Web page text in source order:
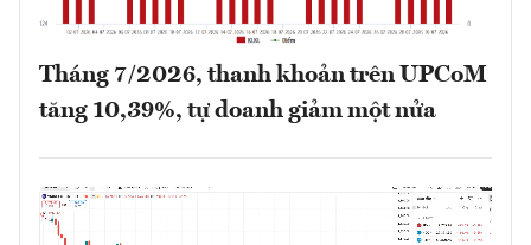
Tháng 7/2026, thanh khoản trên UPCoM
tăng 10,39%, tự doanh giảm một nửa